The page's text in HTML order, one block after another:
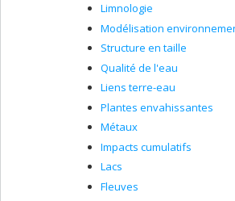
Limnologie
Modélisation
Structure en taille
Qualité de l'eau
Liens terre-eau
Plantes envahissantes
Métaux
Impacts cumulatifs
Lacs
Fleuves